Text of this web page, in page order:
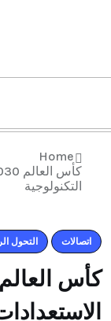
Home
التكنولوجية
اتصالات التحول